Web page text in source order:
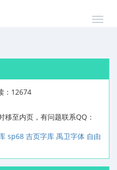
：12674
至内页，有问题联系QQ：
sp68 吉页字库 禹卫字体 自由